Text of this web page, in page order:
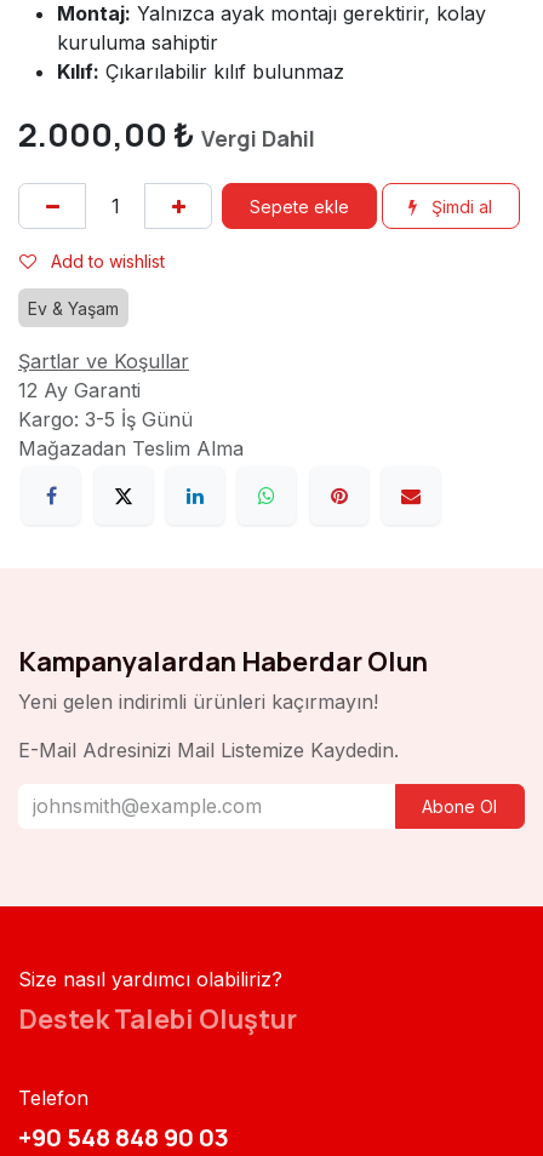
Montaj: Yalnızca ayak montajı gerektirir, kolay
kuruluma sahiptir
Kılıf: Çıkarılabilir kılıf bulunmaz
2.000,00 ₺ Vergi Dahil
Sepete ekle Şimdi al
Add to wishlist
Ev & Yaşam
Şartlar ve Koşullar
12 Ay Garanti
Kargo: 3-5 İş Günü
Mağazadan Teslim Alma
Kampanyalardan Haberdar Olun
Yeni gelen indirimli ürünleri kaçırmayın!
E-Mail Adresinizi Mail Listemize Kaydedin.
Abone Ol
Size nasıl yardımcı olabiliriz?
Destek Talebi Oluştur
Telefon
+90 548 848 90 03​​